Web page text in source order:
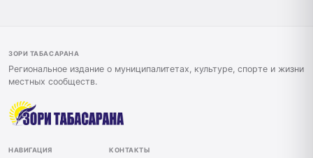
ЗОРИ ТАБАСАРАНА
Региональное издание о муниципалитетах, культуре, спорте и жизни
местных сообществ.
НАВИГАЦИЯ КОНТАКТЫ